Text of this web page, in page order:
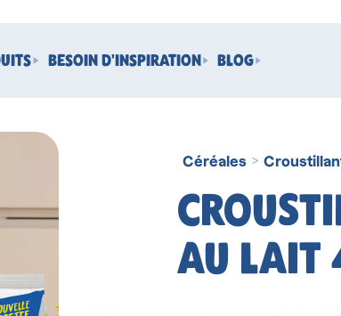
BESOIN D'INSPIRATION BLOG
Céréales >
AU LAIT